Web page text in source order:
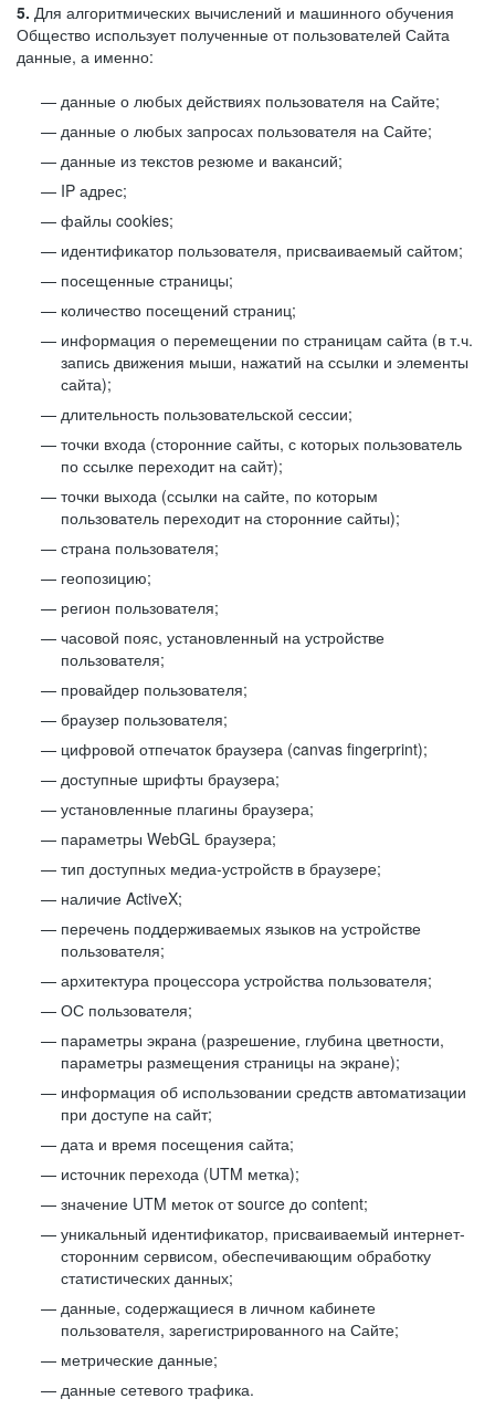
5. Для алгоритмических вычислений и машинного обучения
Общество использует полученные от пользователей Сайта
данные, а именно:
данные о любых действиях пользователя на Сайте;
данные о любых запросах пользователя на Сайте;
данные из текстов резюме и вакансий;
IP адрес;
файлы cookies;
идентификатор пользователя, присваиваемый сайтом;
посещенные страницы;
количество посещений страниц;
информация о перемещении по страницам сайта (в т.ч.
запись движения мыши, нажатий на ссылки и элементы
сайта);
длительность пользовательской сессии;
точки входа (сторонние сайты, с которых пользователь
по ссылке переходит на сайт);
точки выхода (ссылки на сайте, по которым
пользователь переходит на сторонние сайты);
страна пользователя;
геопозицию;
регион пользователя;
часовой пояс, установленный на устройстве
пользователя;
провайдер пользователя;
браузер пользователя;
цифровой отпечаток браузера (canvas fingerprint);
доступные шрифты браузера;
установленные плагины браузера;
параметры WebGL браузера;
тип доступных медиа-устройств в браузере;
наличие ActiveX;
перечень поддерживаемых языков на устройстве
пользователя;
архитектура процессора устройства пользователя;
ОС пользователя;
параметры экрана (разрешение, глубина цветности,
параметры размещения страницы на экране);
информация об использовании средств автоматизации
при доступе на сайт;
дата и время посещения сайта;
источник перехода (UTM метка);
значение UTM меток от source до content;
уникальный идентификатор, присваиваемый интернет-
сторонним сервисом, обеспечивающим обработку
статистических данных;
данные, содержащиеся в личном кабинете
пользователя, зарегистрированного на Сайте;
метрические данные;
данные сетевого трафика.